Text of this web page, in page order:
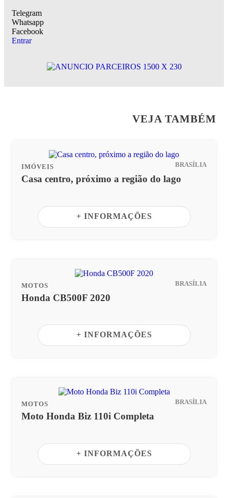
Telegram
Whatsapp
Facebook
Entrar
VEJA TAMBÉM
IMÓVEIS BRASÍLIA
Casa centro, próximo a região do lago
+ INFORMAÇÕES
MOTOS BRASÍLIA
Honda CB500F 2020
+ INFORMAÇÕES
MOTOS BRASÍLIA
Moto Honda Biz 110i Completa
+ INFORMAÇÕES